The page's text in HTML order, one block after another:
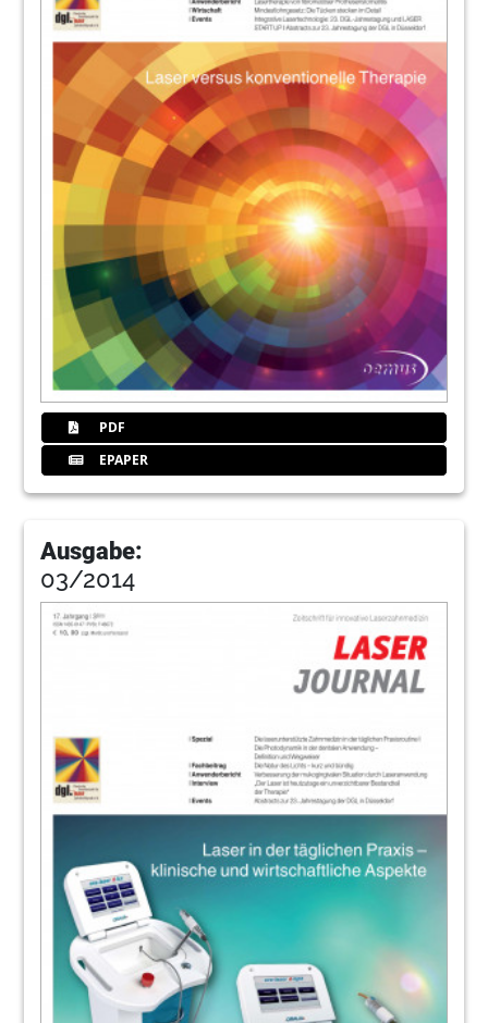
36Wegner
Nachrichten
40Lmtb
42Rwth
Dzoi
48Rezension
49Nachruf
50Impressum
PDF
EPAPER
Ausgabe:
03/2014